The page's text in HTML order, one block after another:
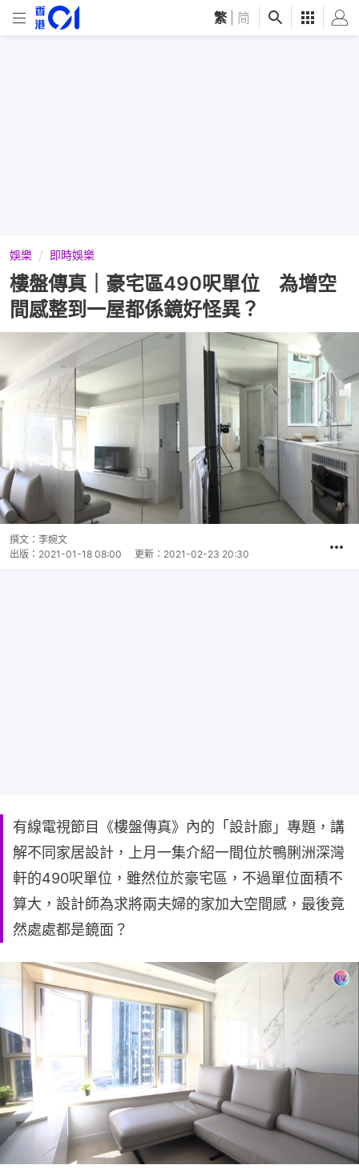
繁 简
娛樂 即時娛樂
樓盤傳真｜豪宅區490呎單位 為增空
間感整到一屋都係鏡好怪異？
撰文： 李婉文
出版： 2021-01-18 08:00 更新： 2021-02-23 20:30
有線電視節目《樓盤傳真》內的「設計廊」專題，講
解不同家居設計，上月一集介紹一間位於鴨脷洲深灣
軒的490呎單位，雖然位於豪宅區，不過單位面積不
算大，設計師為求將兩夫婦的家加大空間感，最後竟
然處處都是鏡面？